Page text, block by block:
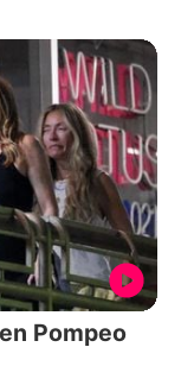
Pompeo